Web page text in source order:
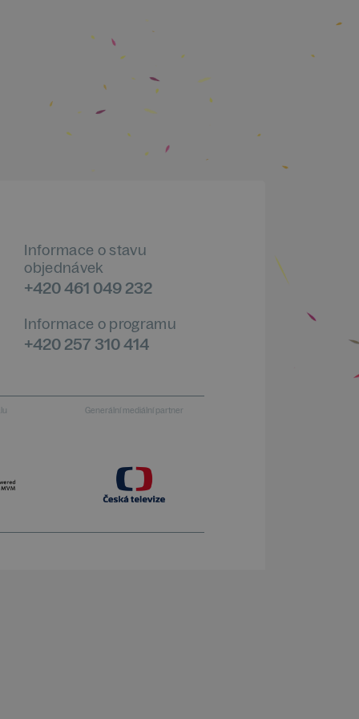
Informace o stavu
objednávek
+420 461 049 232
Informace o programu
+420 257 310 414
Generální mediální partner